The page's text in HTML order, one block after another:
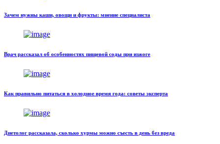
Зачем нужны каши, овощи и фрукты: мнение специалиста
Врач рассказал об особенностях пищевой соды при изжоге
Как правильно питаться в холодное время года: советы эксперта
Диетолог рассказала, сколько хурмы можно съесть в день без вреда